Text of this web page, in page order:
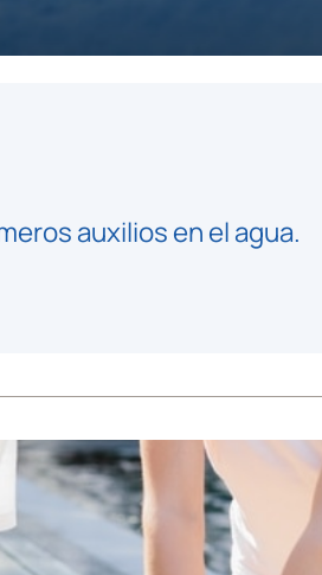
auxilios en el agua.